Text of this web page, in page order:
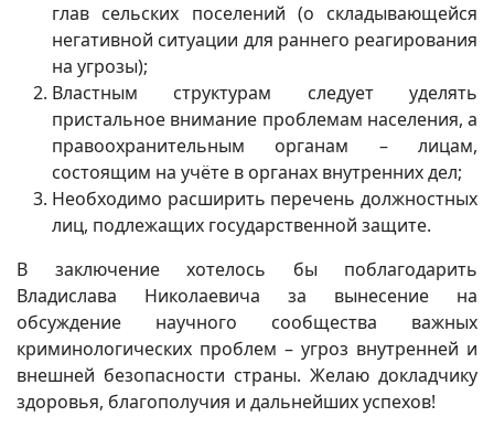
глав сельских поселений (о складывающейся
негативной ситуации для раннего реагирования
на угрозы);
Властным структурам следует уделять
пристальное внимание проблемам населения, а
правоохранительным органам – лицам,
состоящим на учёте в органах внутренних дел;
Необходимо расширить перечень должностных
лиц, подлежащих государственной защите.
В заключение хотелось бы поблагодарить
Владислава Николаевича за вынесение на
обсуждение научного сообщества важных
криминологических проблем – угроз внутренней и
внешней безопасности страны. Желаю докладчику
здоровья, благополучия и дальнейших успехов!